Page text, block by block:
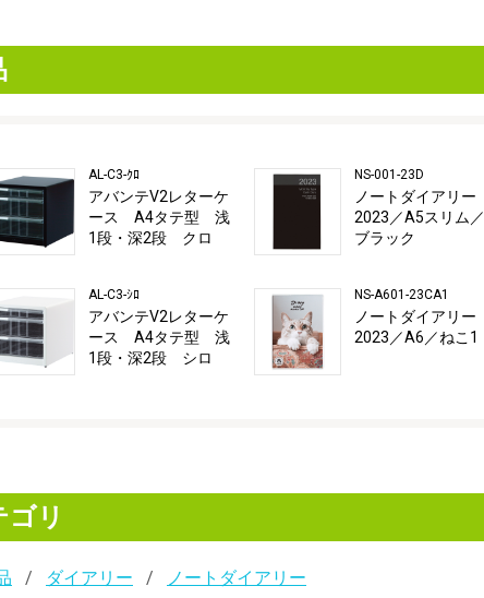
AL-C3-ｸﾛ
アバンテV2レターケ
ース A4タテ型 浅
1段・深2段 クロ
AL-C3-ｼﾛ
アバンテV2レターケ
ース A4タテ型 浅
1段・深2段 シロ
NS-001-23D
ノートダイアリー
2023／A5スリム／
ブラック
NS-A601-23CA1
ノートダイアリー
2023／A6／ねこ1
リ
ダイアリー ノートダイアリー